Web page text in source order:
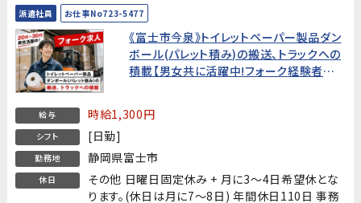
派遣社員 お仕事No723-5477
《富士市今泉》トイレットペーパー製品ダン
ボール(パレット積み)の搬送、トラックへの
積載【男女共に活躍中!フォーク経験者お
給与 時給1,300円
シフト [日勤]
勤務地 静岡県富士市
休日
その他 日曜日固定休み + 月に3～4日希望休とな
ります。(休日は月に7～8日) 年間休日110日 事務